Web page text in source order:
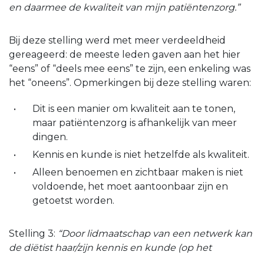
en daarmee de kwaliteit van mijn patiëntenzorg.”
Bij deze stelling werd met meer verdeeldheid
gereageerd: de meeste leden gaven aan het hier
“eens” of “deels mee eens” te zijn, een enkeling was
het “oneens”. Opmerkingen bij deze stelling waren:
Dit is een manier om kwaliteit aan te tonen,
maar patiëntenzorg is afhankelijk van meer
dingen.
Kennis en kunde is niet hetzelfde als kwaliteit.
Alleen benoemen en zichtbaar maken is niet
voldoende, het moet aantoonbaar zijn en
getoetst worden.
Stelling 3: “Door lidmaatschap van een netwerk kan
de diëtist haar/zijn kennis en kunde (op het